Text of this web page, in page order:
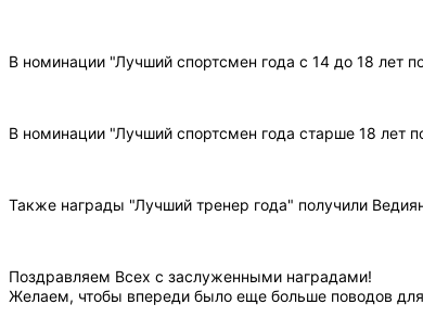
В номинации "Лучший спортсмен года с 14 до 18 лет
В номинации "Лучший спортсмен года старше 18 лет
Также награды "Лучший тренер года" получили
Поздравляем Всех с заслуженными наградами!
Желаем, чтобы впереди было еще больше поводов